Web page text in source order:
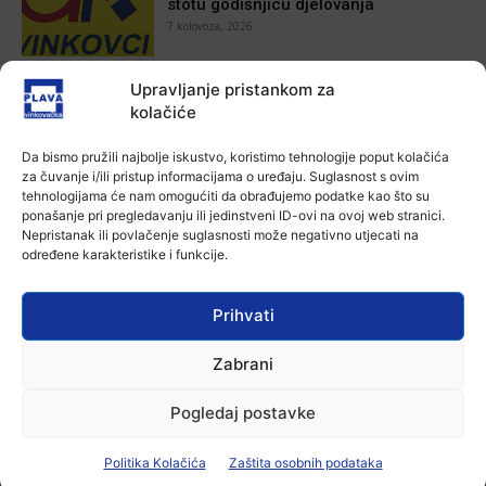
Upravljanje pristankom za
kolačiće
Da bismo pružili najbolje iskustvo, koristimo tehnologije poput kolačića
za čuvanje i/ili pristup informacijama o uređaju. Suglasnost s ovim
tehnologijama će nam omogućiti da obrađujemo podatke kao što su
ponašanje pri pregledavanju ili jedinstveni ID-ovi na ovoj web stranici.
Nepristanak ili povlačenje suglasnosti može negativno utjecati na
određene karakteristike i funkcije.
Prihvati
Zabrani
Pogledaj postavke
Politika Kolačića Zaštita osobnih podataka
stotu godišnjicu djelovanja
7 kolovoza, 2026
Aktualno
Za dva tjedna započinje još jedna
Divlja liga
Aktualno
U Županji održana Ljetna škola magije
7 kolovoza, 2026
Aktualno
plovidba na Dunavu